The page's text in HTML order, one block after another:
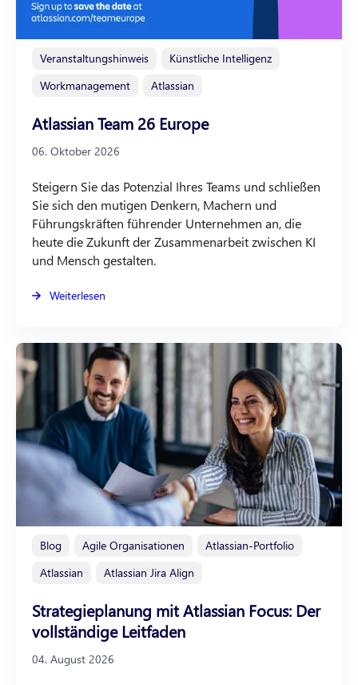
Veranstaltungshinweis
Künstliche Intelligenz
Workmanagement
Atlassian
Atlassian Team 26 Europe
06. Oktober 2026
Steigern Sie das Potenzial Ihres Teams und schließen
Sie sich den mutigen Denkern, Machern und
Führungskräften führender Unternehmen an, die
heute die Zukunft der Zusammenarbeit zwischen KI
und Mensch gestalten.
Weiterlesen
Blog Agile Organisationen
Atlassian-Portfolio
Atlassian
Atlassian Jira Align
Strategieplanung mit Atlassian Focus: Der
vollständige Leitfaden
04. August 2026